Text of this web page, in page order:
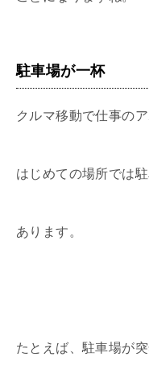
駐車場が一杯
クルマ移動で仕事の
はじめての場所では
あります。
たとえば、駐車場が